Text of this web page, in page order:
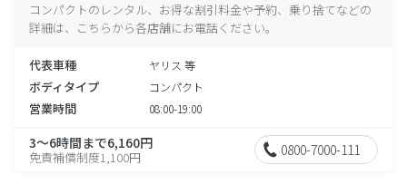
コンパクトのレンタル、お得な割引料金や予約、乗り捨てなどの
詳細は、こちらから各店舗にお電話ください。
代表車種 ヤリス 等
ボディタイプ コンパクト
営業時間 08:00-19:00
3～6時間まで6,160円
免責補償制度1,100円 0800-7000-111